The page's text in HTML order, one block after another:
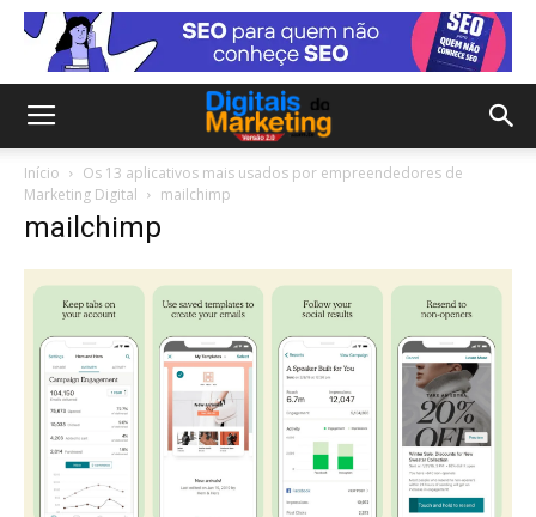
Início
Os 13 aplicativos mais usados por empreendedores de
Marketing Digital
mailchimp
mailchimp